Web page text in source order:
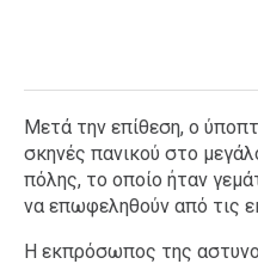
Μετά την επίθεση, ο
σκηνές πανικού στο
πόλης, το οποίο ήταν
να επωφεληθούν από τις
Η εκπρόσωπος της